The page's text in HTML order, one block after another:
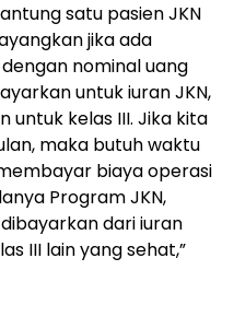
satu pasien JKN
jika ada
nominal uang
untuk iuran JKN,
untuk kelas III. Jika kita
maka butuh waktu
biaya operasi
Program JKN,
dari iuran
III lain yang sehat,”